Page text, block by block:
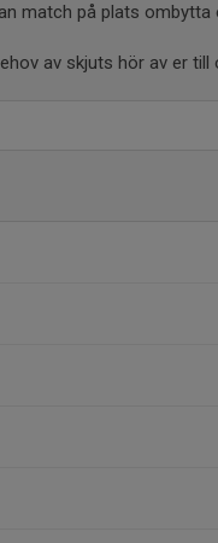
match på plats
av skjuts hör av er till